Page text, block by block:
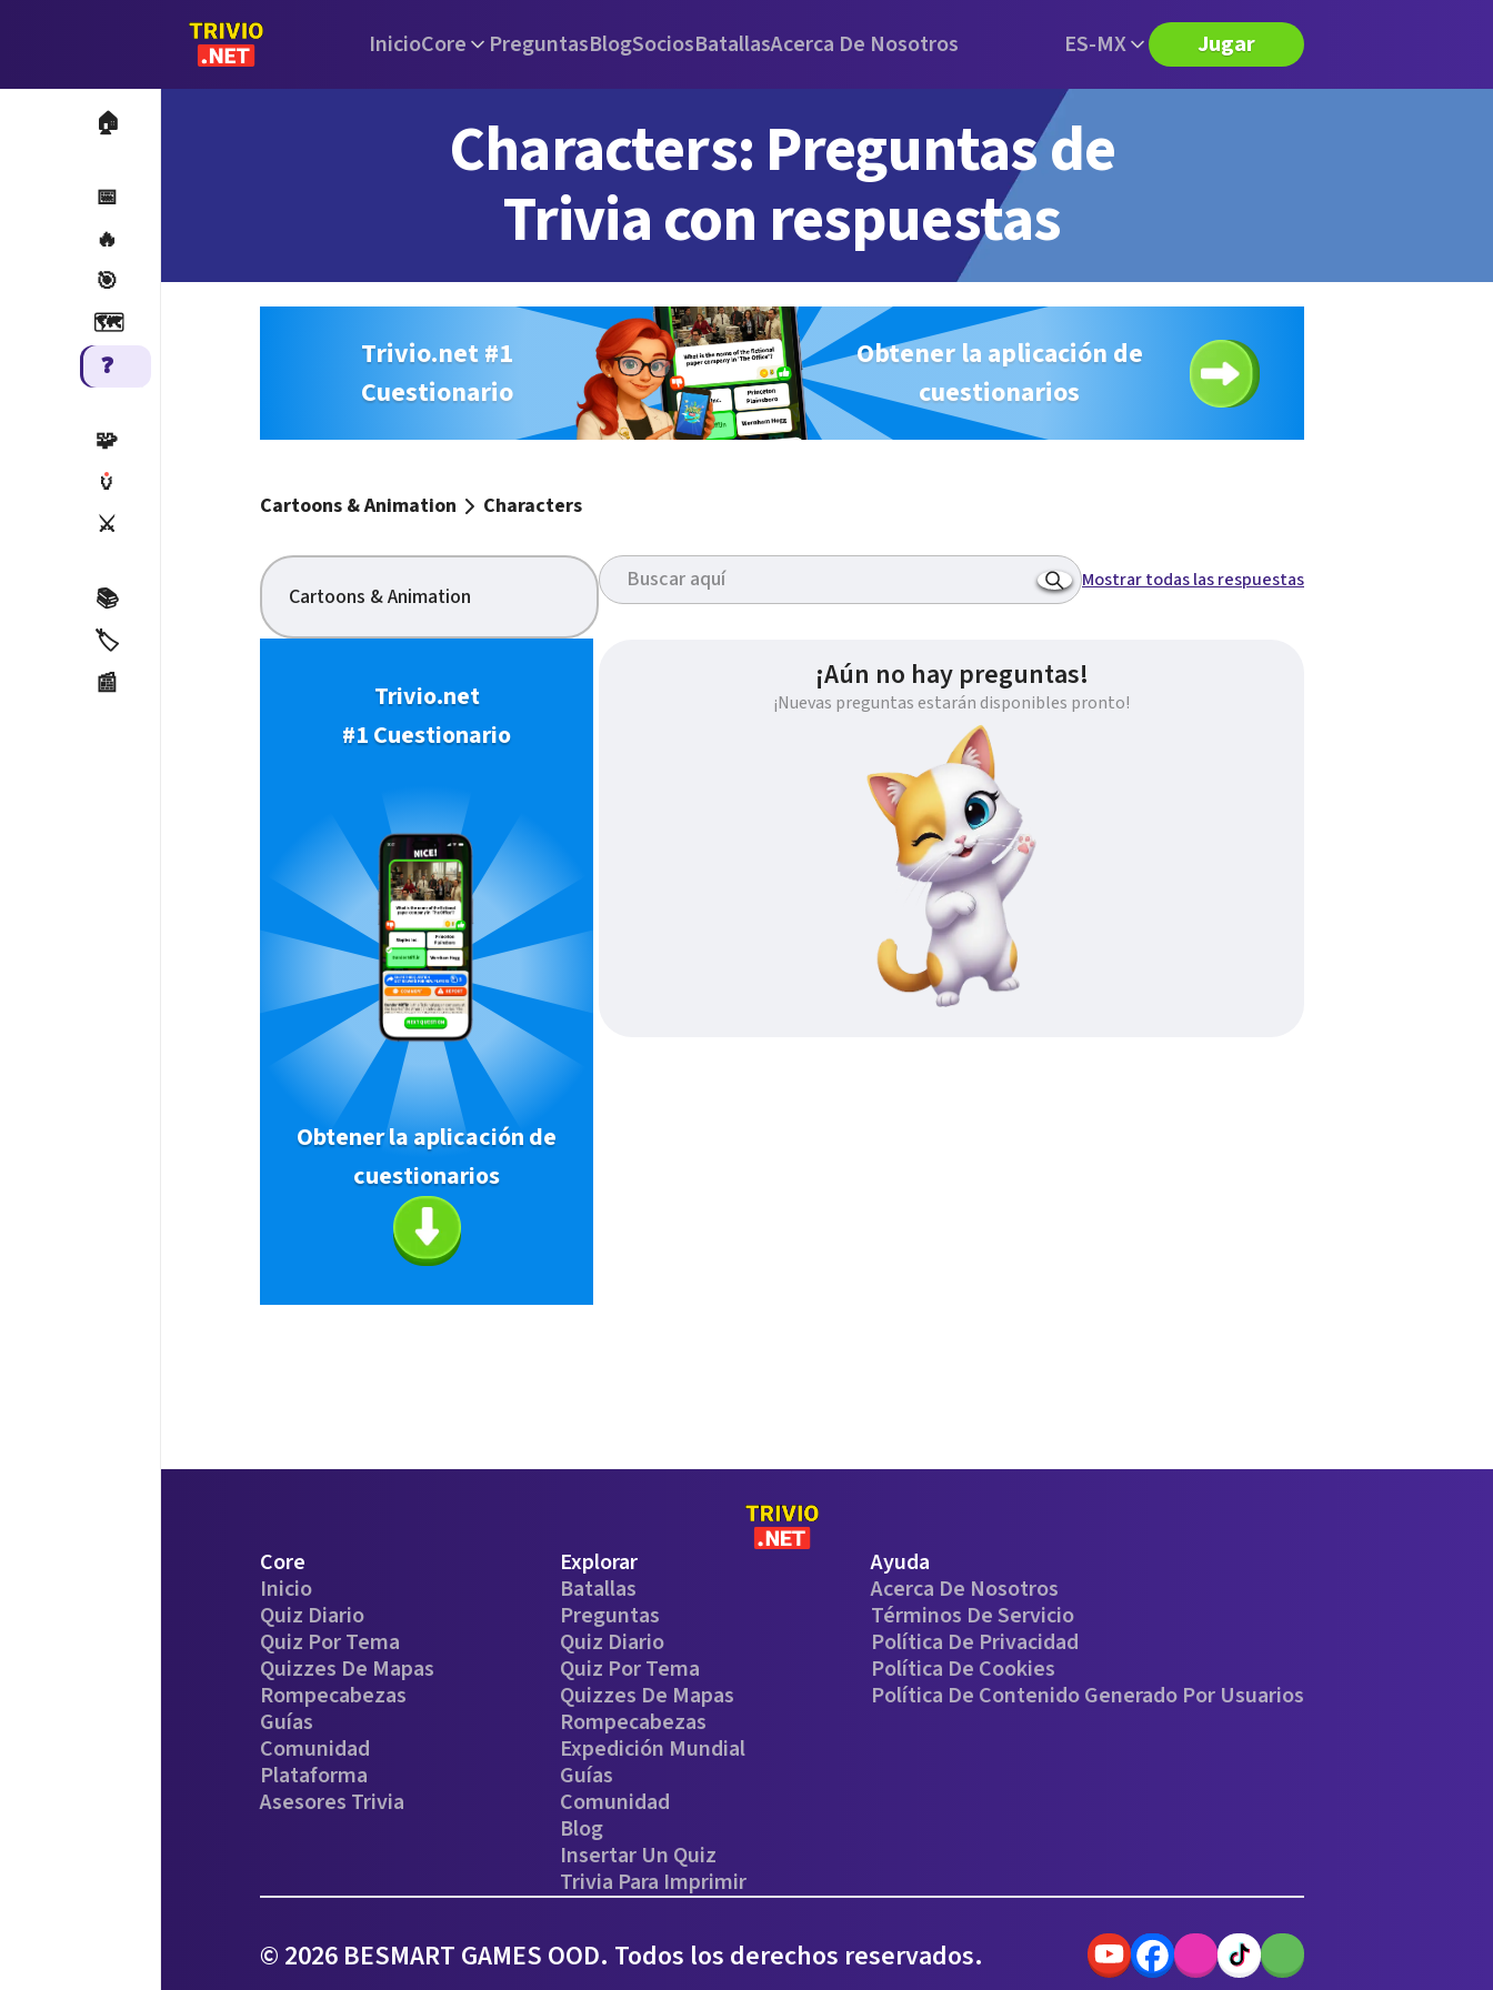
InicioCore PreguntasBlogSociosBatallasAcerca De Nosotros ES-MX Jugar
🏠
📅
🔥
🎯
🗺️
❓
🧩
🏺
⚔️
📚
🏷️
📰
Characters: Preguntas de
Trivia con respuestas
Trivio.net #1
Cuestionario
Obtener la aplicación de
cuestionarios
Cartoons & Animation Characters
Cartoons & Animation
Trivio.net
#1 Cuestionario
Obtener la aplicación de
cuestionarios
Mostrar todas las respuestas
¡Aún no hay preguntas!
¡Nuevas preguntas estarán disponibles pronto!
Core
Inicio
Quiz Diario
Quiz Por Tema
Quizzes De Mapas
Rompecabezas
Guías
Comunidad
Plataforma
Asesores Trivia
Explorar
Batallas
Preguntas
Quiz Diario
Quiz Por Tema
Quizzes De Mapas
Rompecabezas
Expedición Mundial
Guías
Comunidad
Blog
Insertar Un Quiz
Trivia Para Imprimir
Ayuda
Acerca De Nosotros
Términos De Servicio
Política De Privacidad
Política De Cookies
Política De Contenido Generado Por Usuarios
© 2026 BESMART GAMES OOD. Todos los derechos reservados.